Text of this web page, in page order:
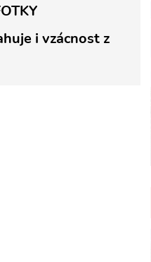
i vzácnost z